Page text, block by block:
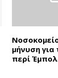
μήνυση για
περί